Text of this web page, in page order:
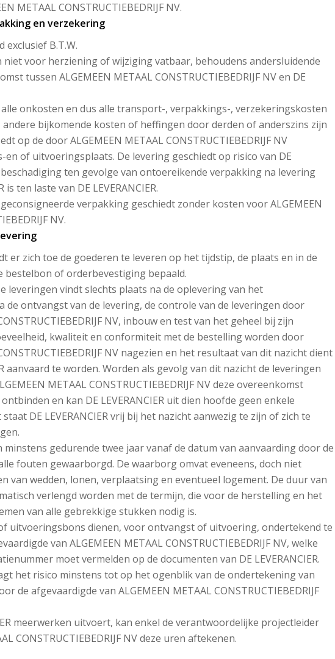
METAAL CONSTRUCTIEBEDRIJF NV.
en verzekering
exclusief B.T.W.
niet voor herziening of wijziging vatbaar, behoudens andersluidende
tussen ALGEMEEN METAAL CONSTRUCTIEBEDRIJF NV en DE
onkosten en dus alle transport-, verpakkings-, verzekeringskosten
bijkomende kosten of heffingen door derden of anderszins zijn
op de door ALGEMEEN METAAL CONSTRUCTIEBEDRIJF NV
en of uitvoeringsplaats. De levering geschiedt op risico van DE
beschadiging ten gevolge van ontoereikende verpakking na levering
is ten laste van DE LEVERANCIER.
verpakking geschiedt zonder kosten voor ALGEMEEN
NV.
er zich toe de goederen te leveren op het tijdstip, de plaats en in de
bestelbon of orderbevestiging bepaald.
leveringen vindt slechts plaats na de oplevering van het
de ontvangst van de levering, de controle van de leveringen door
NV, inbouw en test van het geheel bij zijn
kwaliteit en conformiteit met de bestelling worden door
NV nagezien en het resultaat van dit nazicht dient
aanvaard te worden. Worden als gevolg van dit nazicht de leveringen
METAAL CONSTRUCTIEBEDRIJF NV deze overeenkomst
en kan DE LEVERANCIER uit dien hoofde geen enkele
DE LEVERANCIER vrij bij het nazicht aanwezig te zijn of zich te
minstens gedurende twee jaar vanaf de datum van aanvaarding door de
fouten gewaarborgd. De waarborg omvat eveneens, doch niet
van wedden, lonen, verplaatsing en eventueel logement. De duur van
verlengd worden met de termijn, die voor de herstelling en het
van alle gebrekkige stukken nodig is.
uitvoeringsbons dienen, voor ontvangst of uitvoering, ondertekend te
van ALGEMEEN METAAL CONSTRUCTIEBEDRIJF NV, welke
moet vermelden op de documenten van DE LEVERANCIER.
het risico minstens tot op het ogenblik van de ondertekening van
de afgevaardigde van ALGEMEEN METAAL CONSTRUCTIEBEDRIJF
meerwerken uitvoert, kan enkel de verantwoordelijke projectleider
CONSTRUCTIEBEDRIJF NV deze uren aftekenen.